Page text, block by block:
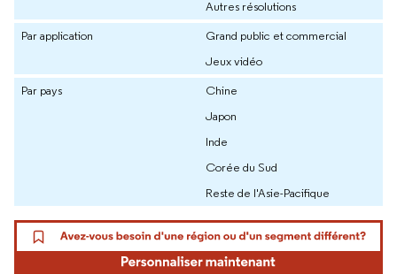
Autres résolutions
Par application
Grand public et commercial
Jeux vidéo
Par pays
Chine
Japon
Inde
Corée du Sud
Reste de l'Asie-Pacifique